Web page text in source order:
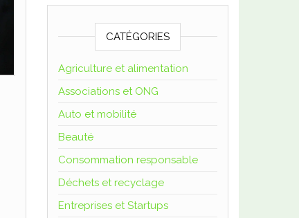
CATÉGORIES
Agriculture et alimentation
Associations et ONG
Auto et mobilité
Beauté
Consommation responsable
Déchets et recyclage
Entreprises et Startups